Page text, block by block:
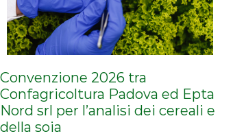
Convenzione 2026 tra
Confagricoltura Padova ed Epta
Nord srl per l’analisi dei cereali e
della soia